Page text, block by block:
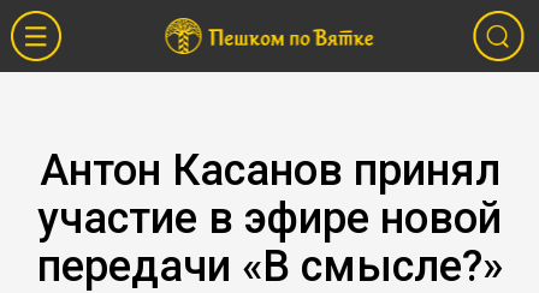
Антон Касанов принял
участие в эфире новой
передачи «В смысле?»